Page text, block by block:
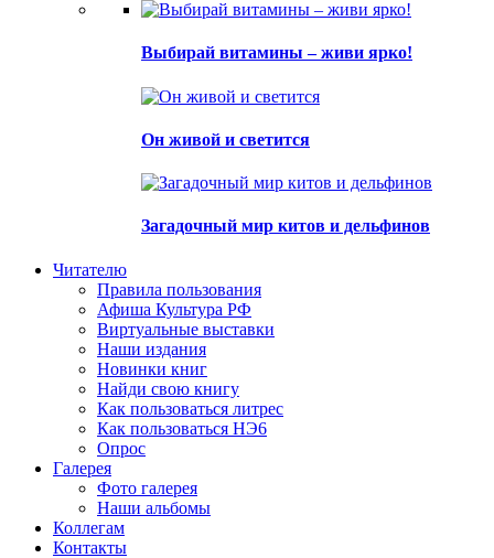
Выбирай витамины – живи ярко!
Он живой и светится
Загадочный мир китов и дельфинов
Читателю
Правила пользования
Афиша Культура РФ
Виртуальные выставки
Наши издания
Новинки книг
Найди свою книгу
Как пользоваться литрес
Как пользоваться НЭ6
Опрос
Галерея
Фото галерея
Наши альбомы
Коллегам
Контакты